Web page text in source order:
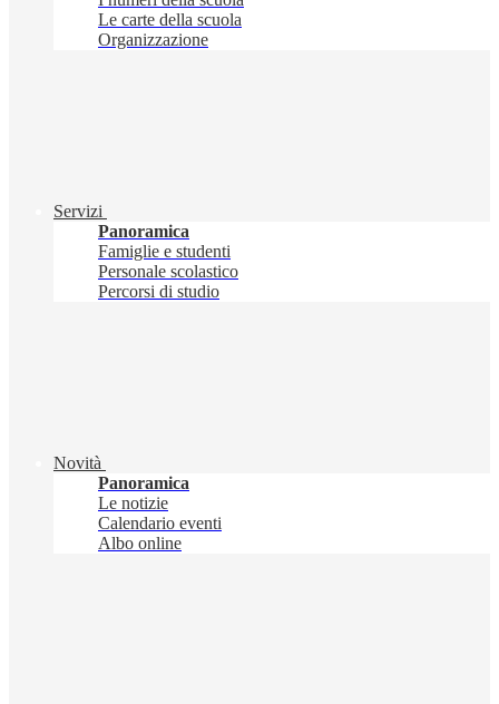
Le carte della scuola
Organizzazione
Servizi
Panoramica
Famiglie e studenti
Personale scolastico
Percorsi di studio
Novità
Panoramica
Le notizie
Calendario eventi
Albo online